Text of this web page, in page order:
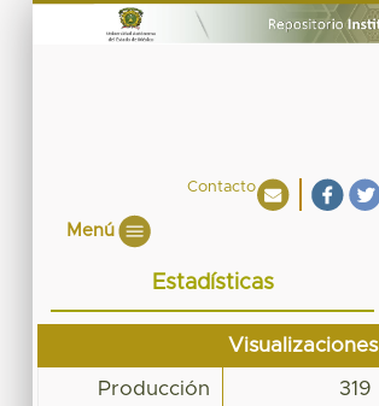
Contacto
Menú
Estadísticas
Visualizaciones
Producción
319